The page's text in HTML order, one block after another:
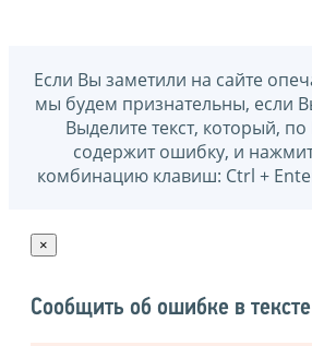
Если Вы заметили на сайте
мы будем признательны, если
Выделите текст, который,
содержит ошибку, и
комбинацию клавиш: Ctrl +
×
Сообщить об ошибке в тексте